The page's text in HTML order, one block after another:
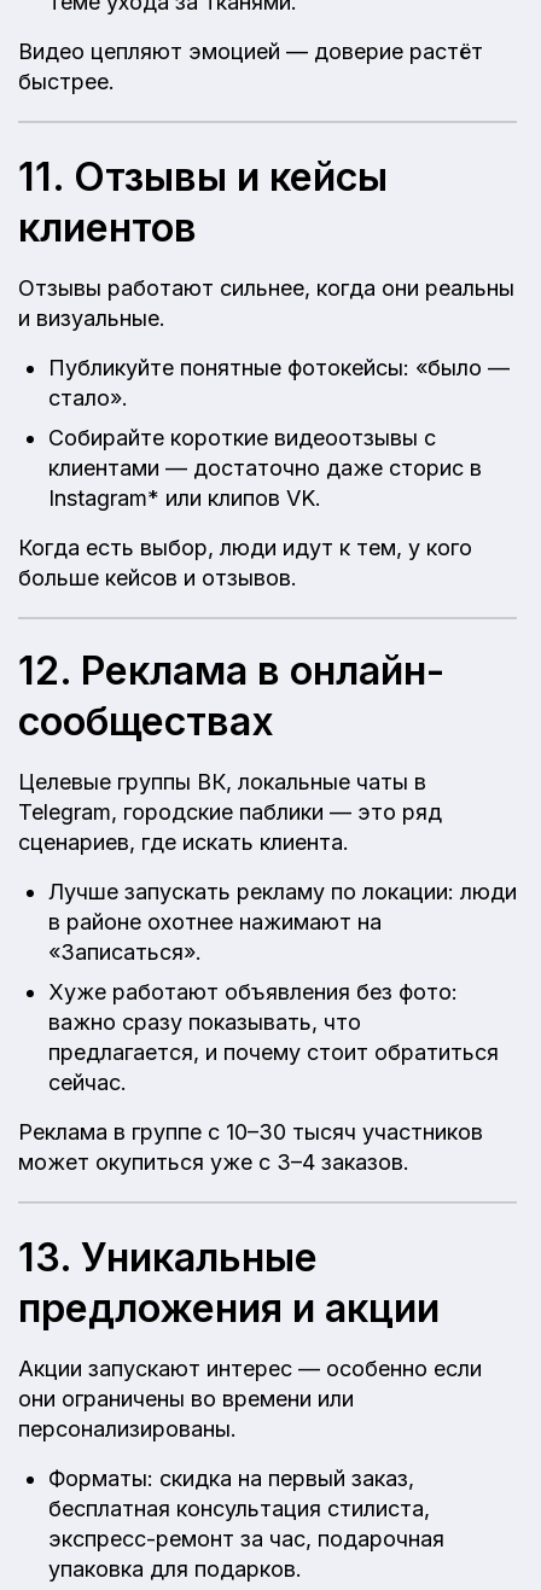
Видео цепляют эмоцией — доверие растёт
быстрее.
11. Отзывы и кейсы
клиентов
Отзывы работают сильнее, когда они реальны
и визуальные.
Публикуйте понятные фотокейсы: «было —
стало».
Собирайте короткие видеоотзывы с
клиентами — достаточно даже сторис в
Instagram* или клипов VK.
Когда есть выбор, люди идут к тем, у кого
больше кейсов и отзывов.
12. Реклама в онлайн-
сообществах
Целевые группы ВК, локальные чаты в
Telegram, городские паблики — это ряд
сценариев, где искать клиента.
Лучше запускать рекламу по локации: люди
в районе охотнее нажимают на
«Записаться».
Хуже работают объявления без фото:
важно сразу показывать, что
предлагается, и почему стоит обратиться
сейчас.
Реклама в группе с 10–30 тысяч участников
может окупиться уже с 3–4 заказов.
13. Уникальные
предложения и акции
Акции запускают интерес — особенно если
они ограничены во времени или
персонализированы.
Форматы: скидка на первый заказ,
бесплатная консультация стилиста,
экспресс-ремонт за час, подарочная
упаковка для подарков.